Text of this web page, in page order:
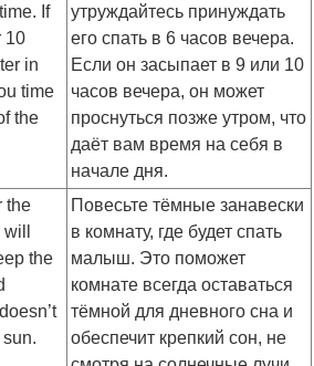
If
10
in
time
the
утруждайтесь принуждать
его спать в 6 часов вечера.
Если он засыпает в 9 или 10
часов вечера, он может
проснуться позже утром, что
даёт вам время на себя в
начале дня.
the
the
Повесьте тёмные занавески
в комнату, где будет спать
малыш. Это поможет
комнате всегда оставаться
тёмной для дневного сна и
обеспечит крепкий сон, не